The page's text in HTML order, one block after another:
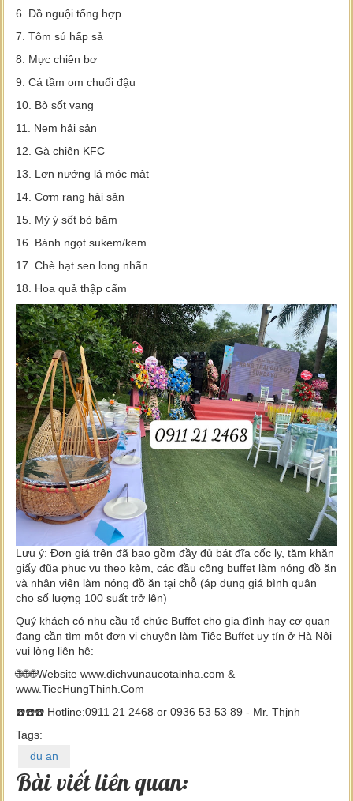
6. Đồ nguội tổng hợp
7. Tôm sú hấp sả
8. Mực chiên bơ
9. Cá tầm om chuối đậu
10. Bò sốt vang
11. Nem hải sản
12. Gà chiên KFC
13. Lợn nướng lá móc mật
14. Cơm rang hải sản
15. Mỳ ý sốt bò băm
16. Bánh ngọt sukem/kem
17. Chè hạt sen long nhãn
18. Hoa quả thập cẩm
Lưu ý: Đơn giá trên đã bao gồm đầy đủ bát đĩa cốc ly, tăm khăn
giấy đũa phục vụ theo kèm, các đầu công buffet làm nóng đồ ăn
và nhân viên làm nóng đồ ăn tại chỗ (áp dụng giá bình quân
cho số lượng 100 suất trở lên)
Quý khách có nhu cầu tổ chức Buffet cho gia đình hay cơ quan
đang cần tìm một đơn vị chuyên làm Tiệc Buffet uy tín ở Hà Nội
vui lòng liên hệ:
🌐🌐🌐Website www.dichvunaucotainha.com &
www.TiecHungThinh.Com
☎️☎️☎️ Hotline:0911 21 2468 or 0936 53 53 89 - Mr. Thịnh
Tags:
du an
Bài viết liên quan: